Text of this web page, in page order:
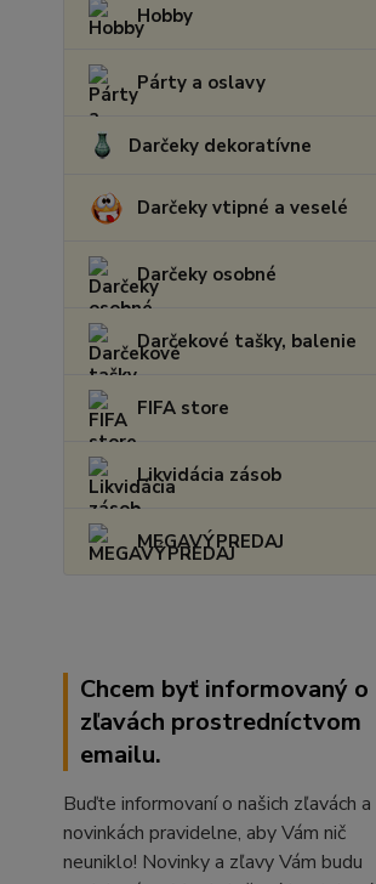
Hobby
Párty a oslavy
Darčeky dekoratívne
Darčeky vtipné a veselé
Darčeky osobné
Darčekové tašky, balenie
FIFA store
Likvidácia zásob
MEGAVÝPREDAJ
Chcem byť informovaný o
zľavách prostredníctvom
emailu.
Buďte informovaní o našich zľavách a
novinkách pravidelne, aby Vám nič
neuniklo! Novinky a zľavy Vám budu